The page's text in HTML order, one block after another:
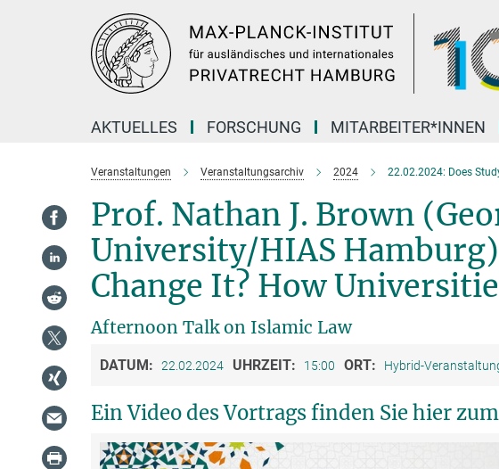
AKTUELLES FORSCHUNG MITARBEITER*INNEN
Veranstaltungen Veranstaltungsarchiv 2024 22.02.2024: Does
Prof. Nathan J. Brown
University/HIAS
Change It? How
Afternoon Talk on Islamic Law
DATUM: 22.02.2024 UHRZEIT: 15:00 ORT: Hybrid-
Ein Video des Vortrags finden Sie hier